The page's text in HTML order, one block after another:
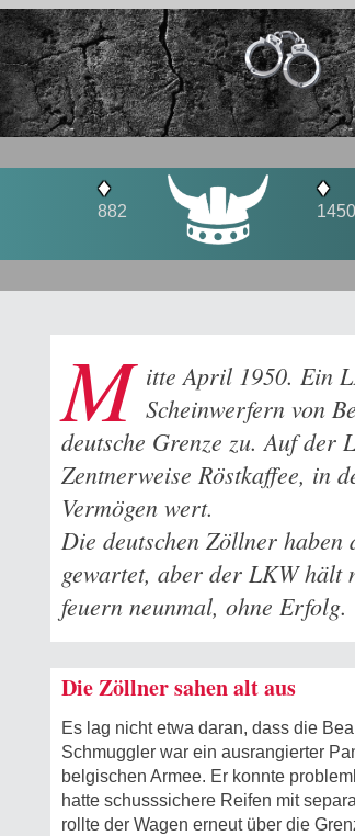
♦
1450
♦
1593
M itte April 1950. Ein
Scheinwerfern von
deutsche Grenze zu. Auf der
Zentnerweise Röstkaffee, in
Vermögen wert.
Die deutschen Zöllner haben
gewartet, aber der LKW hält
feuern neunmal, ohne Erfolg.
Die Zöllner sahen alt aus
Es lag nicht etwa daran, dass die
Schmuggler war ein ausrangierter
belgischen Armee. Er konnte
hatte schusssichere Reifen mit
rollte der Wagen erneut über die